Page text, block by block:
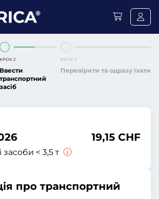
КРОК 2
Ввести
транспортний
засіб
КРОК 3
Перевірити та одразу їхати
< 3,5 т
19,15 CHF
про транспортний